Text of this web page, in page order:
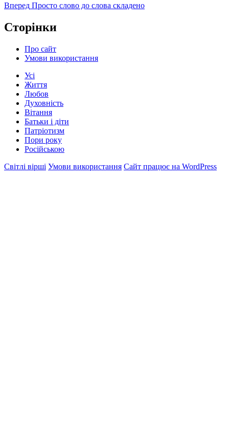
Навігація
записів
Вперед Наступний
Просто слово до слова складено
Сторінки
Про сайт
Умови використання
Усі
Життя
Любов
Духовність
Вітання
Батьки і діти
Патріотизм
Пори року
Російською
Світлі вірші Умови використання Сайт працює на WordPress